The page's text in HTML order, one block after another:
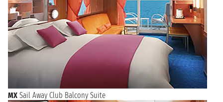
MX Sail Away Club Balcony Suite